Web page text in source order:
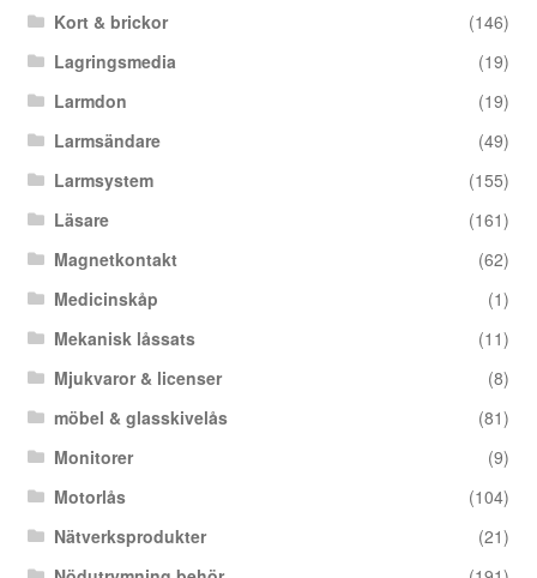
Kort & brickor
(146)
Lagringsmedia
(19)
Larmdon
(19)
Larmsändare
(49)
Larmsystem
(155)
Läsare
(161)
Magnetkontakt
(62)
Medicinskåp
(1)
Mekanisk låssats
(11)
Mjukvaror & licenser
(8)
möbel & glasskivelås
(81)
Monitorer
(9)
Motorlås
(104)
Nätverksprodukter
(21)